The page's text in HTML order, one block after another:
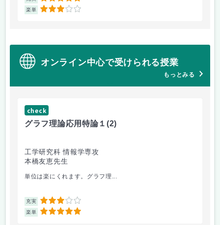
楽単 3
オンライン中心で受けられる授業
もっとみる
check
グラフ理論応用特論１ (2)
工学研究科 情報学専攻
本橋友恵先生
単位は楽にくれます。グラフ理...
充実 3
楽単 5